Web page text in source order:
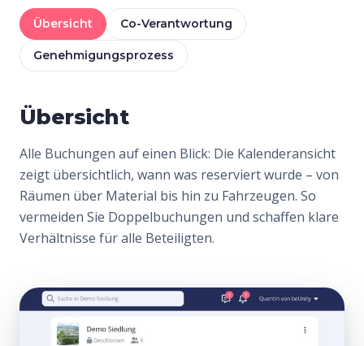
Übersicht Co-Verantwortung
Genehmigungsprozess
Übersicht
Alle Buchungen auf einen Blick: Die Kalenderansicht
zeigt übersichtlich, wann was reserviert wurde – von
Räumen über Material bis hin zu Fahrzeugen. So
vermeiden Sie Doppelbuchungen und schaffen klare
Verhältnisse für alle Beteiligten.